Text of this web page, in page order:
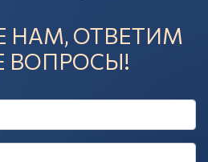
НАМ, ОТВЕТИМ
ВОПРОСЫ!